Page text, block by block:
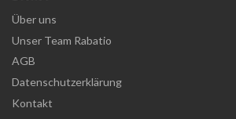
Über uns
Unser Team Rabatio
AGB
Datenschutzerklärung
Kontakt